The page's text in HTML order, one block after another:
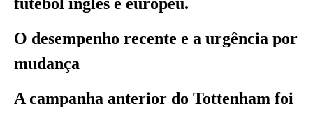
O desempenho recente e a urgência por
mudança
A campanha anterior do Tottenham foi